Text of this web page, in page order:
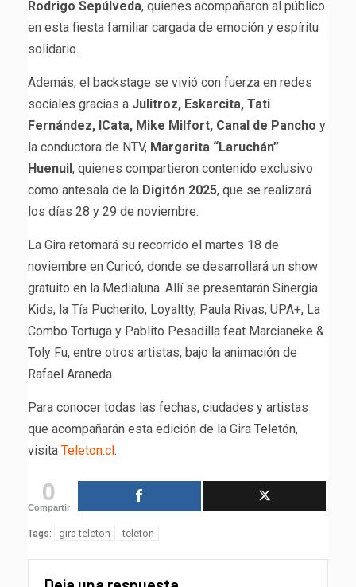
Rodrigo Sepúlveda, quienes acompañaron al público
en esta fiesta familiar cargada de emoción y espíritu
solidario.
Además, el backstage se vivió con fuerza en redes
sociales gracias a Julitroz, Eskarcita, Tati
Fernández, ICata, Mike Milfort, Canal de Pancho y
la conductora de NTV, Margarita “Laruchán”
Huenuil, quienes compartieron contenido exclusivo
como antesala de la Digitón 2025, que se realizará
los días 28 y 29 de noviembre.
La Gira retomará su recorrido el martes 18 de
noviembre en Curicó, donde se desarrollará un show
gratuito en la Medialuna. Allí se presentarán Sinergia
Kids, la Tía Pucherito, Loyaltty, Paula Rivas, UPA+, La
Combo Tortuga y Pablito Pesadilla feat Marcianeke &
Toly Fu, entre otros artistas, bajo la animación de
Rafael Araneda.
Para conocer todas las fechas, ciudades y artistas
que acompañarán esta edición de la Gira Teletón,
visita Teleton.cl.
0
Compartir
Tags: gira teleton teleton